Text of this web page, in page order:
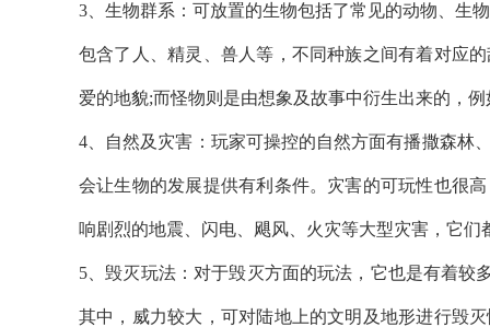
3、生物群系：可放置的生物包括了常见的动物、生
包含了人、精灵、兽人等，不同种族之间有着对应
爱的地貌;而怪物则是由想象及故事中衍生出来的，
4、自然及灾害：玩家可操控的自然方面有播撒森林
会让生物的发展提供有利条件。灾害的可玩性也很
响剧烈的地震、闪电、飓风、火灾等大型灾害，它
5、毁灭玩法：对于毁灭方面的玩法，它也是有着较
其中，威力较大，可对陆地上的文明及地形进行毁